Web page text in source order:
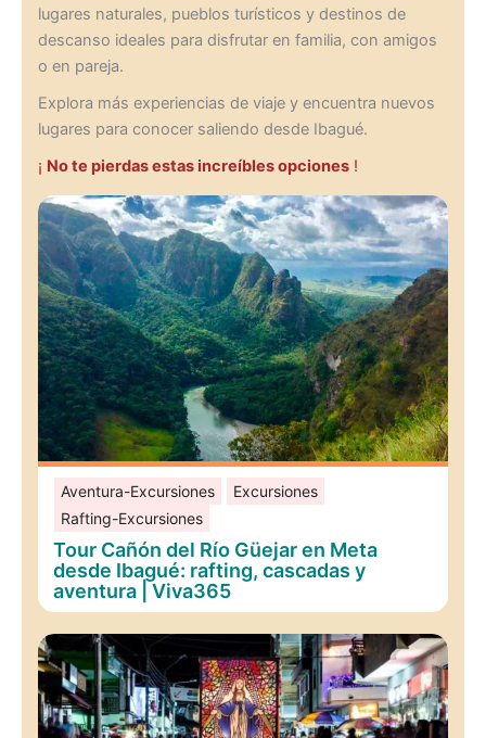
lugares naturales, pueblos turísticos y destinos de
descanso ideales para disfrutar en familia, con amigos
o en pareja.
Explora más experiencias de viaje y encuentra nuevos
lugares para conocer saliendo desde Ibagué.
¡ No te pierdas estas increíbles opciones!
Aventura-Excursiones
Excursiones
Rafting-Excursiones
Tour Cañón del Río Güejar en Meta
desde Ibagué: rafting, cascadas y
aventura | Viva365